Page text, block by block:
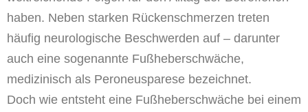
haben. Neben starken Rückenschmerzen treten
häufig neurologische Beschwerden auf – darunter
auch eine sogenannte Fußheberschwäche,
medizinisch als Peroneusparese bezeichnet.
Doch wie entsteht eine Fußheberschwäche bei einem